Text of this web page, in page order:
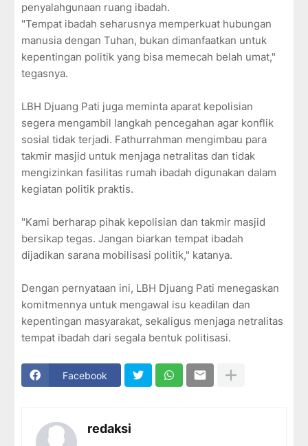
penyalahgunaan ruang ibadah.
"Tempat ibadah seharusnya memperkuat hubungan
manusia dengan Tuhan, bukan dimanfaatkan untuk
kepentingan politik yang bisa memecah belah umat,"
tegasnya.
LBH Djuang Pati juga meminta aparat kepolisian
segera mengambil langkah pencegahan agar konflik
sosial tidak terjadi. Fathurrahman mengimbau para
takmir masjid untuk menjaga netralitas dan tidak
mengizinkan fasilitas rumah ibadah digunakan dalam
kegiatan politik praktis.
"Kami berharap pihak kepolisian dan takmir masjid
bersikap tegas. Jangan biarkan tempat ibadah
dijadikan sarana mobilisasi politik," katanya.
Dengan pernyataan ini, LBH Djuang Pati menegaskan
komitmennya untuk mengawal isu keadilan dan
kepentingan masyarakat, sekaligus menjaga netralitas
tempat ibadah dari segala bentuk politisasi.
Facebook
redaksi